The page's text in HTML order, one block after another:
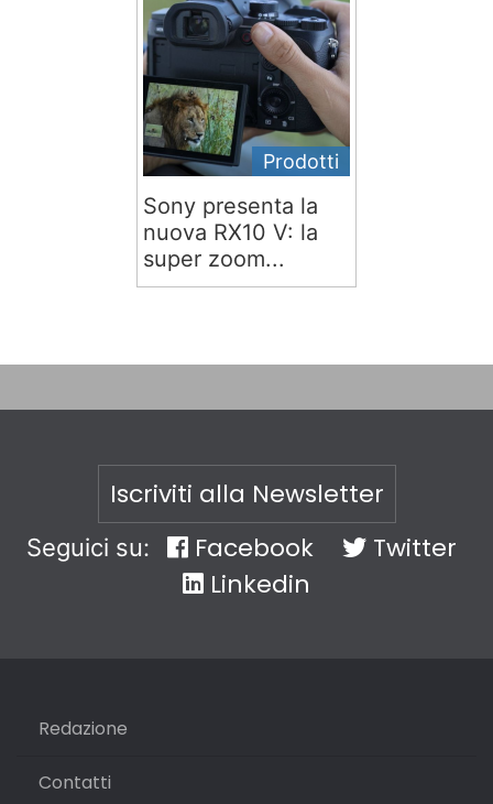
Prodotti
Sony presenta la
nuova RX10 V: la
super zoom...
Iscriviti alla Newsletter
Seguici su: Facebook
Twitter
Linkedin
Redazione
Contatti